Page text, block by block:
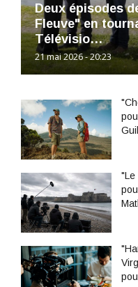
Deux épisodes
Fleuve" en
Télévisio…
21 mai 2026 - 20:23
"Le